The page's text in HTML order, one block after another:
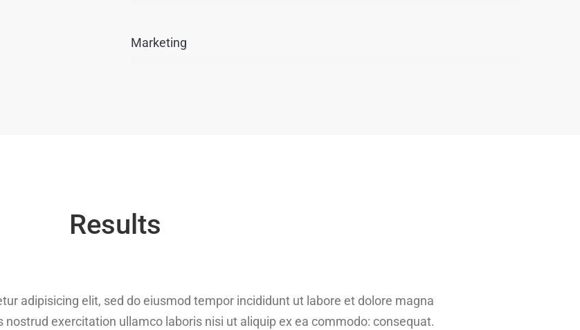
Marketing
Results
adipisicing elit, sed do eiusmod tempor incididunt ut labore et dolore magna
exercitation ullamco laboris nisi ut aliquip ex ea commodo: consequat.